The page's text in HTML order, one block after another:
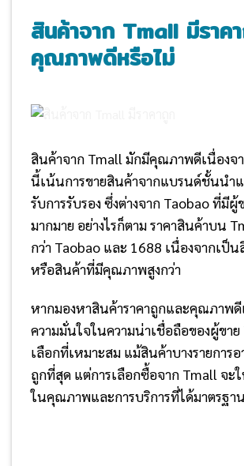
สินค้าจาก Tmall มีราค
คุณภาพดีหรือไม่
สินค้าจาก Tmall มักมีคุณภาพดีเนื่องจ
นี้เน้นการขายสินค้าจากแบรนด์ชั้นนำ
รับการรับรอง ซึ่งต่างจาก Taobao ที่มีผู้
มากมาย อย่างไรก็ตาม ราคาสินค้าบน
กว่า Taobao และ 1688 เนื่องจากเป็
หรือสินค้าที่มีคุณภาพสูงกว่า
หากมองหาสินค้าราคาถูกและคุณภาพดี
ความมั่นใจในความน่าเชื่อถือของผู้ขา
เลือกที่เหมาะสม แม้สินค้าบางรายการอ
ถูกที่สุด แต่การเลือกซื้อจาก Tmall จะ
ในคุณภาพและการบริการที่ได้มาตรฐาน